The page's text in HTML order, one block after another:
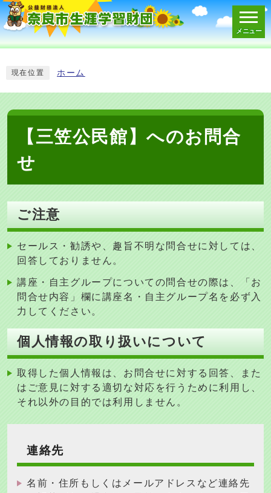
メニュー
現在位置 ホーム
【三笠公民館】へのお問合
せ
ご注意
セールス・勧誘や、趣旨不明な問合せに対しては、
回答しておりません。
講座・自主グループについての問合せの際は、「お
問合せ内容」欄に講座名・自主グループ名を必ず入
力してください。
個人情報の取り扱いについて
取得した個人情報は、お問合せに対する回答、また
はご意見に対する適切な対応を行うために利用し、
それ以外の目的では利用しません 。
連絡先
名前・住所もしくはメールアドレスなど連絡先